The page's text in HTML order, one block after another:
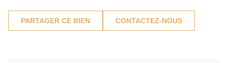
PARTAGER CE BIEN CONTACTEZ-NOUS